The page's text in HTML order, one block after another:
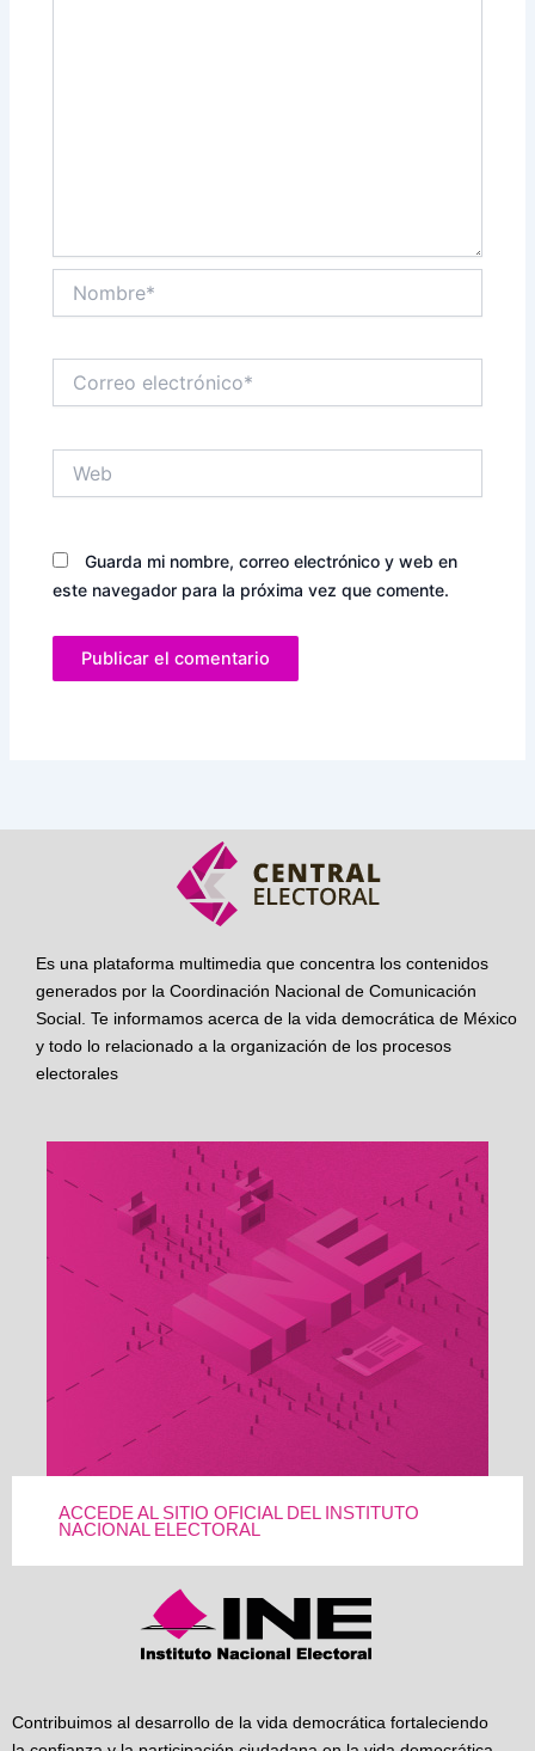
electrónico*
Guarda mi nombre, correo electrónico y web en
este navegador para la próxima vez que comente.
Es una plataforma multimedia que concentra los contenidos
generados por la Coordinación Nacional de Comunicación
Social. Te informamos acerca de la vida democrática de México
y todo lo relacionado a la organización de los procesos
electorales
ACCEDE AL SITIO OFICIAL DEL INSTITUTO
NACIONAL ELECTORAL
Contribuimos al desarrollo de la vida democrática fortaleciendo